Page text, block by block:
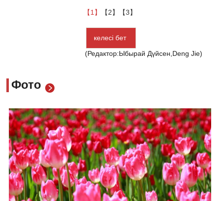
【1】 【2】 【3】
келесі бет
(Редактор:Ыбырай Дүйсен,Deng Jie)
Фото